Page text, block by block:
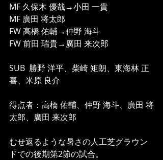
MF 久保木 優哉→小田 一貴
MF 廣田 将太郎
FW 高橋 佑輔→仲野 海斗
FW 前田 瑞貴→廣田 来次郎
SUB  勝野 洋平、柴崎 矩朗、東海林 正
喜、米原 良介
得点者：高橋 佑輔、仲野 海斗、廣田 将
太郎、廣田 来次郎
むせ返るような暑さの人工芝グラウン
ドでの後期第2節の試合。